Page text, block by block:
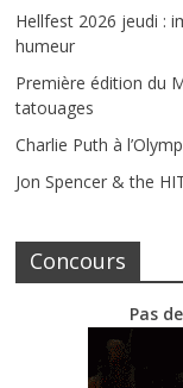
Hellfest 2026 jeudi :
humeur
Première édition du
tatouages
Charlie Puth à
Jon Spencer & the
Concours
Pas